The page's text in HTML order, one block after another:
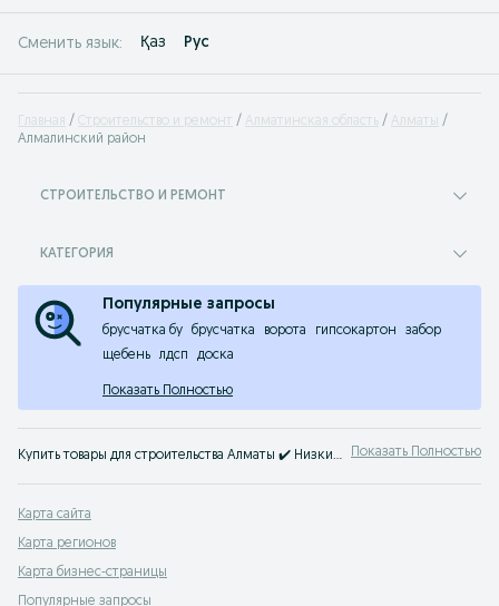
Сменить язык: Қаз Рус
Главная Строительство и ремонт Алматинская область
Алматы
Алмалинский район
СТРОИТЕЛЬСТВО И РЕМОНТ
КАТЕГОРИЯ
Популярные запросы
брусчатка бу брусчатка ворота гипсокартон
забор
щебень
лдсп доска
Показать Полностью
Купить товары для строительства Алматы ✔️ Низкие цены на товары для ремонта ⚡ Выбирайте все для строительства дешевле на OLX.kz! Показать Полностью
Карта сайта
Карта регионов
Карта бизнес-страницы
Популярные запросы